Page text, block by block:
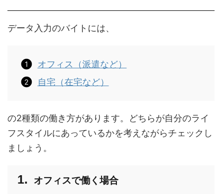
データ入力のバイトには、
オフィス（派遣など）
自宅（在宅など）
の2種類の働き方があります。どちらが自分のライ
フスタイルにあっているかを考えながらチェックし
ましょう。
オフィスで働く場合